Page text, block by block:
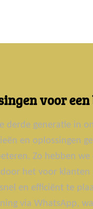
voor
derde generatie in
en oplossingen
Zo hebben
het voor klanten
en efficiënt te
via WhatsApp,